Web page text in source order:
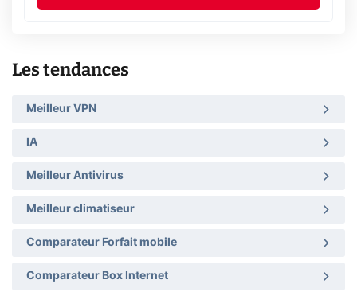
Les tendances
Meilleur VPN
IA
Meilleur Antivirus
Meilleur climatiseur
Comparateur Forfait mobile
Comparateur Box Internet